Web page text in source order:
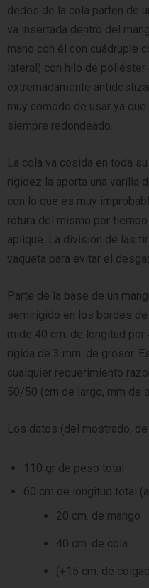
dedos de la cola parten de
va insertada dentro del
mano con él con cuádruple
lateral) con hilo de
extremadamente
muy cómodo de usar ya
siempre redondeado.
La cola va cosida en toda
rigidez la aporta una varilla
con lo que es muy
rotura del mismo por
aplique. La división de las
vaqueta para evitar el
Parte de la base de un
semirígido en los bordes
mide 40 cm. de longitud por
rígida de 3 mm. de grosor.
cualquier requerimiento
50/50 (cm de largo, mm de
Los datos (del mostrado,
110 gr de peso total
60 cm de longitud total
20 cm. de mango
40 cm. de cola
(+15 cm. de